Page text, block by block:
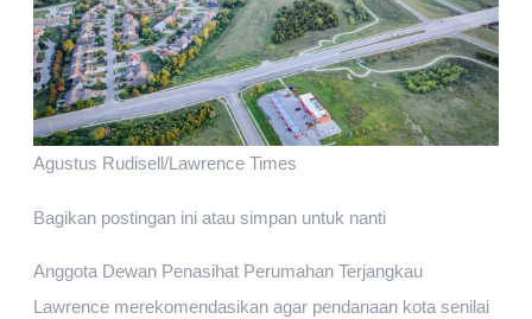
Agustus Rudisell/Lawrence Times
Bagikan postingan ini atau simpan untuk nanti
Anggota Dewan Penasihat Perumahan Terjangkau
Lawrence merekomendasikan agar pendanaan kota senilai